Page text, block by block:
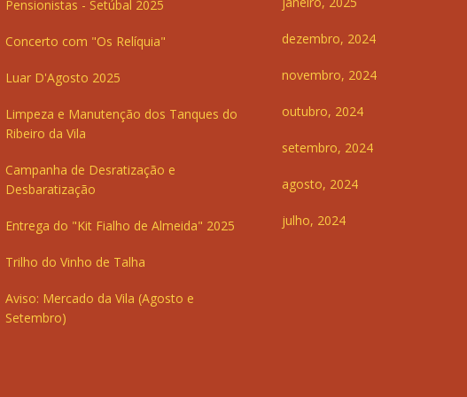
Pensionistas - Setúbal 2025
Concerto com "Os Relíquia"
Luar D'Agosto 2025
Limpeza e Manutenção dos Tanques do
Ribeiro da Vila
Campanha de Desratização e
Desbaratização
Entrega do "Kit Fialho de Almeida" 2025
Trilho do Vinho de Talha
Aviso: Mercado da Vila (Agosto e
Setembro)
dezembro, 2024
novembro, 2024
outubro, 2024
setembro, 2024
agosto, 2024
julho, 2024